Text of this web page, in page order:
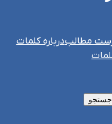
مطالبدرباره کلمات
جستجو